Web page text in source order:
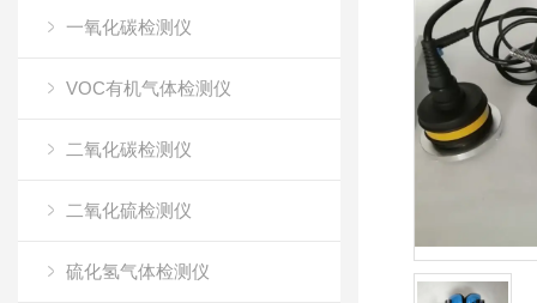
一氧化碳检测仪
VOC有机气体检测仪
二氧化碳检测仪
二氧化硫检测仪
硫化氢气体检测仪